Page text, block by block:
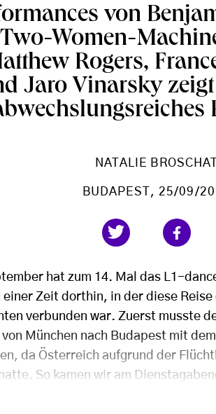
von
Women-
Rogers,
Jaro Vinarsky
NATALIE BROSCHAT
BUDAPEST , 25/09/
hat zum 14. Mal das L1-
einer Zeit dorthin, in der diese
verbunden war. Zuerst musste
München nach Budapest mit
da Österreich aufgrund der
So kamen wir am